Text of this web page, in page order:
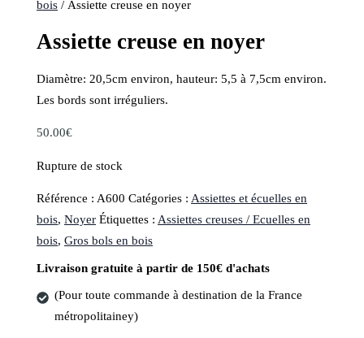
bois / Assiette creuse en noyer
Assiette creuse en noyer
Diamètre: 20,5cm environ, hauteur: 5,5 à 7,5cm environ.
Les bords sont irréguliers.
50.00€
Rupture de stock
Référence :A600 Catégories :Assiettes et écuelles en
bois,Noyer Étiquettes :Assiettes creuses / Ecuelles en
bois,Gros bols en bois
Livraison gratuite à partir de 150€ d'achats
(Pour toute commande à destination de la France
métropolitainey)